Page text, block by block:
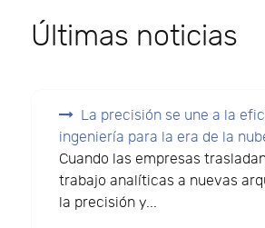
Últimas noticias
La precisión se une a la
ingeniería para la era de la
Cuando las empresas
trabajo analíticas a nuevas
la precisión y...